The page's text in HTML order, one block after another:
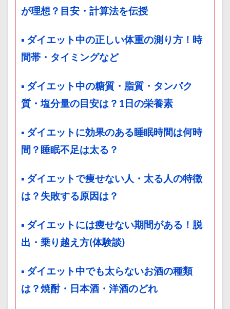
が理想？目安・計算法を伝授
▪ ダイエット中の正しい体重の測り方！時
間帯・タイミングなど
▪ ダイエット中の糖質・脂質・タンパク
質・塩分量の目安は？1日の栄養素
▪ ダイエットに効果のある睡眠時間は何時
間？睡眠不足は太る？
▪ ダイエットで痩せない人・太る人の特徴
は？失敗する原因は？
▪ ダイエットには痩せない期間がある！脱
出・乗り越え方(体験談)
▪ ダイエット中でも太らないお酒の種類
は？焼酎・日本酒・洋酒のどれ